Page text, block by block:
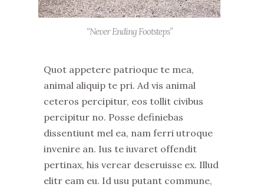
“Never Ending Footsteps”
Quot appetere patrioque te mea,
animal aliquip te pri. Ad vis animal
ceteros percipitur, eos tollit civibus
percipitur no. Posse definiebas
dissentiunt mel ea, nam ferri utroque
invenire an. Ius te iuvaret offendit
pertinax, his verear deseruisse ex. Illud
elitr eam eu. Id usu putant commune,